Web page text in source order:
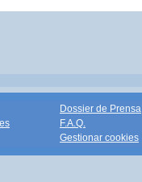
Dossier de Prensa
F.A.Q.
Gestionar cookies